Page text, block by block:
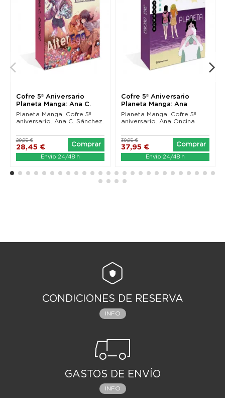
Cofre 5º Aniversario
Planeta Manga: Ana C.
Sánchez
Planeta Manga. Cofre 5º
aniversario. Ana C. Sánchez.
28,45 €
29,95 €
Comprar
Envío 24/48 h
Cofre 5º Aniversario
Planeta Manga: Ana
Oncina
Planeta Manga. Cofre 5º
aniversario. Ana Oncina
37,95 €
39,95 €
Comprar
Envío 24/48 h
CONDICIONES DE RESERVA
INFO
GASTOS DE ENVÍO
INFO